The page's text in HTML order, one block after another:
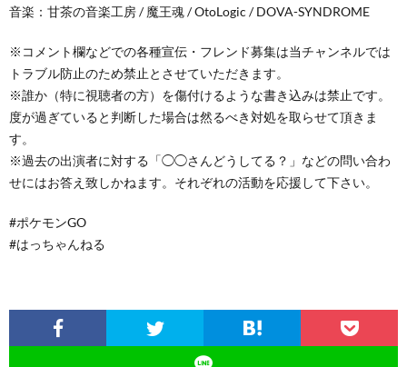
音楽：甘茶の音楽工房 / 魔王魂 / OtoLogic / DOVA-SYNDROME
※コメント欄などでの各種宣伝・フレンド募集は当チャンネルでは
トラブル防止のため禁止とさせていただきます。
※誰か（特に視聴者の方）を傷付けるような書き込みは禁止です。
度が過ぎていると判断した場合は然るべき対処を取らせて頂きま
す。
※過去の出演者に対する「◯◯さんどうしてる？」などの問い合わ
せにはお答え致しかねます。それぞれの活動を応援して下さい。
#ポケモンGO
#はっちゃんねる